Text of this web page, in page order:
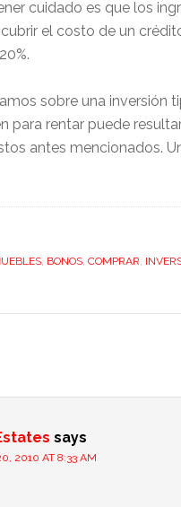
cuidado es que los
el costo de un
sobre una inversión
para rentar puede
antes mencionados.
, BONOS, COMPRAR,
says
2010 AT 8:33 AM